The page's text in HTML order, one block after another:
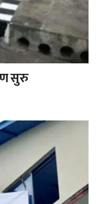
सुरु